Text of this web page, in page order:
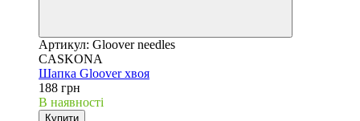
Артикул: Gloover needles
CASKONA
Шапка Gloover хвоя
188 грн
В наявності
Купити